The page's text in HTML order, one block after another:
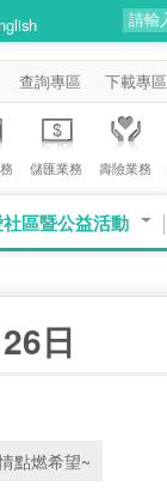
查詢專區 下載專區
儲匯業務 壽險業務
社區暨公益活動
日
點燃希望~